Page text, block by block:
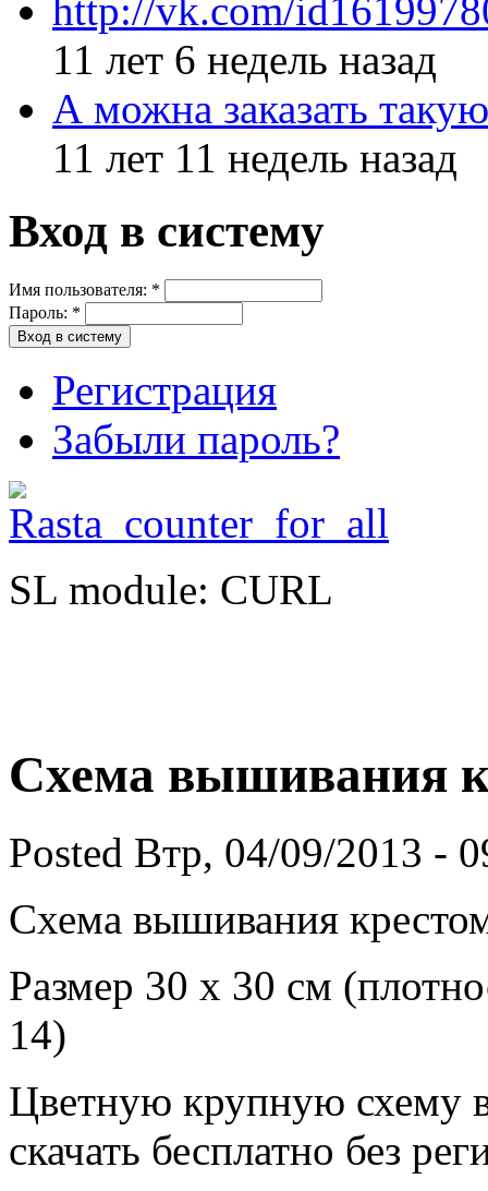
http://vk.com/
11 лет 6 недель назад
А можна заказать
11 лет 11 недель назад
Вход в систему
Имя пользователя: *
Пароль: *
Регистрация
Забыли пароль?
SL module: CURL
Схема вышивания
Posted Втр, 04/09/2013 -
Схема вышивания
Размер 30 х 30 см
14)
Цветную крупную схему
скачать бесплатно без